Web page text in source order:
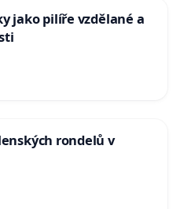
jako pilíře vzdělané a
rondelů v